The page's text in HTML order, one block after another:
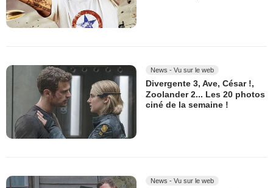
News - Vu sur le web
Divergente 3, Ave, César !,
Zoolander 2... Les 20 photos
ciné de la semaine !
News - Vu sur le web